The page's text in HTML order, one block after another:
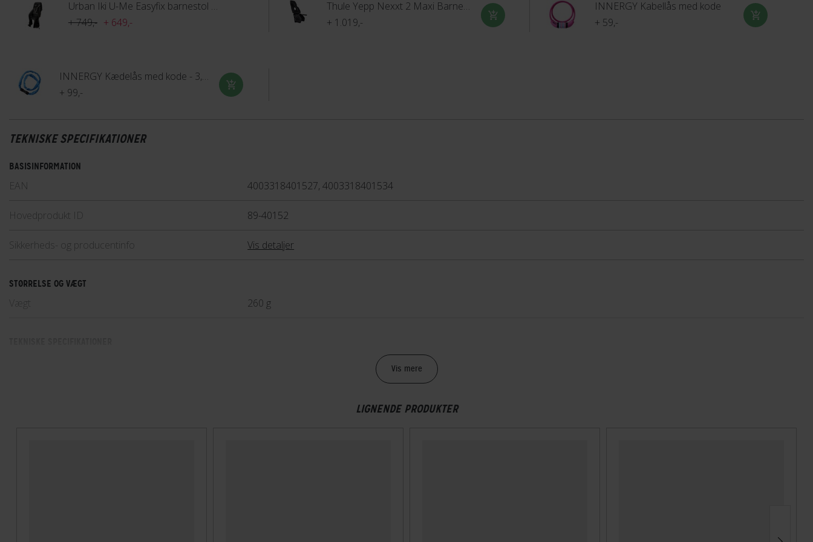
Urban Iki U-Me Easyfix barnestol til bagagebærer
+ 749,- + 649,-
Thule Yepp Nexxt 2 Maxi Barnestol
+ 1.019,-
INNERGY Kabellås med kode
+ 59,-
INNERGY Kædelås med kode - 3,5 mm x 90 cm
+ 99,-
TEKNISKE SPECIFIKATIONER
BASISINFORMATION
EAN 4003318401527, 4003318401534
Hovedprodukt ID 89-40152
Sikkerheds- og producentinfo Vis detaljer
STØRRELSE OG VÆGT
Vægt 260 g
Vis mere
LIGNENDE PRODUKTER